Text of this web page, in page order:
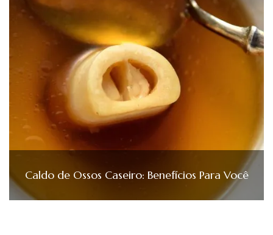
Caldo de Ossos Caseiro: Benefícios Para Você